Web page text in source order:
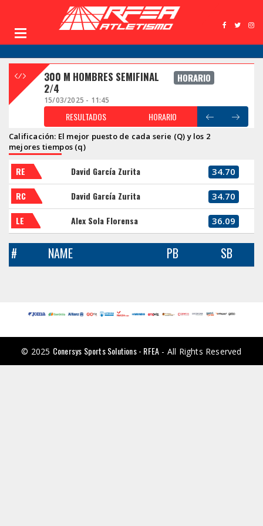
300 M HOMBRES SEMIFINAL
2/4
HORARIO
15/03/2025 - 11:45
RESULTADOS HORARIO
Calificación: El mejor puesto de cada serie (Q) y los 2
mejores tiempos (q)
RE David García Zurita 34.70
RC David García Zurita 34.70
LE Alex Sola Florensa 36.09
# NAME PB SB
© 2025 Conersys Sports Solutions - RFEA - All Rights Reserved